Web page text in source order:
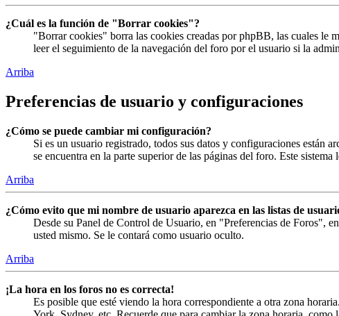
¿Cuál es la función de "Borrar cookies"?
"Borrar cookies" borra las cookies creadas por phpBB, las cuales le
leer el seguimiento de la navegación del foro por el usuario si la
Arriba
Preferencias de usuario y configuraciones
¿Cómo se puede cambiar mi configuración?
Si es un usuario registrado, todos sus datos y configuraciones están
se encuentra en la parte superior de las páginas del foro. Este
Arriba
¿Cómo evito que mi nombre de usuario aparezca en las listas de
Desde su Panel de Control de Usuario, en "Preferencias de Foros",
usted mismo. Se le contará como usuario oculto.
Arriba
¡La hora en los foros no es correcta!
Es posible que esté viendo la hora correspondiente a otra zona